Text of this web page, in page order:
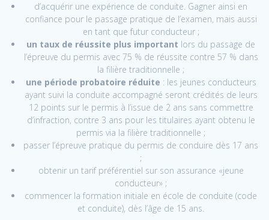
d’acquérir une expérience de conduite. Gagner ainsi en
confiance pour le passage pratique de l’examen, mais aussi
en tant que futur conducteur ;
un taux de réussite plus important lors du passage de
l’épreuve du permis avec 75 % de réussite contre 57 % dans
la filière traditionnelle ;
une période probatoire réduite : les jeunes conducteurs
ayant suivi la conduite accompagné seront crédités de leurs
12 points sur le permis à l’issue de 2 ans sans commettre
d’infraction, contre 3 ans pour les titulaires ayant obtenu le
permis via la filière traditionnelle ;
passer l’épreuve pratique du permis de conduire dès 17 ans
;
obtenir un tarif préférentiel sur son assurance «jeune
conducteur» ;
commencer la formation initiale en école de conduite (code
et conduite), dès l’âge de 15 ans.